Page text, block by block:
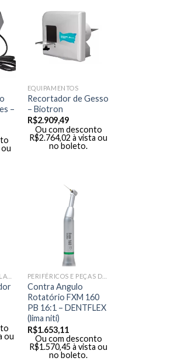
–
EQUIPAMENTOS
Recortador de Gesso
– Biotron
R$2.909,49
Ou com desconto
R$2.764,02 à vista ou
no boleto.
ou
Contra Angulo
Rotatório FXM 160
PB 16:1 – DENTFLEX
(lima niti)
R$1.653,11
Ou com desconto
R$1.570,45 à vista ou
no boleto.